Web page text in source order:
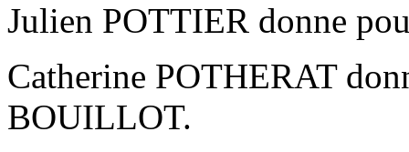
Julien POTTIER donne
Catherine POTHERAT
BOUILLOT.